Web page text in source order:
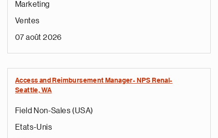
Marketing
Ventes
07 août 2026
Access and Reimbursement Manager- NPS Renal-
Seattle, WA
Field Non-Sales (USA)
Etats-Unis